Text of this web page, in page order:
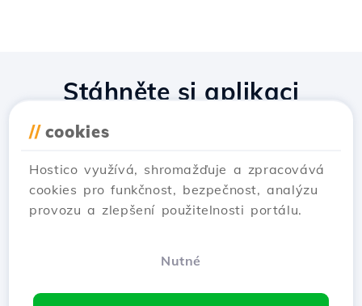
// cookies
Hostico využívá, shromažďuje a zpracovává
cookies pro funkčnost, bezpečnost, analýzu
provozu a zlepšení použitelnosti portálu.
Nutné
Stáhněte si aplikaci